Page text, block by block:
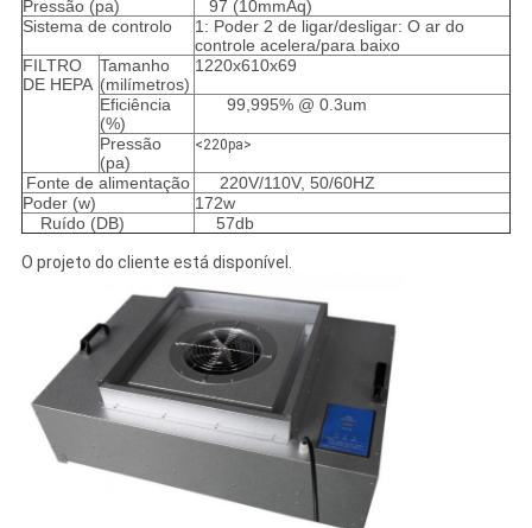
Pressão (pa)
97 (10mmAq)
Sistema de controlo
1: Poder 2 de ligar/desligar: O ar do
controle acelera/para baixo
FILTRO
DE HEPA
Tamanho
(milímetros)
1220x610x69
Eficiência
(%)
99,995% @ 0.3um
Pressão
(pa)
<220pa>
Fonte de alimentação
220V/110V, 50/60HZ
Poder (w)
172w
Ruído (DB)
57db
O projeto do cliente está disponível.